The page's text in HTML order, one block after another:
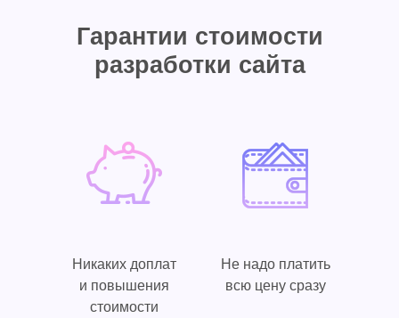
Гарантии стоимости
разработки сайта
Никаких доплат
и повышения
стоимости
Не надо платить
всю цену сразу